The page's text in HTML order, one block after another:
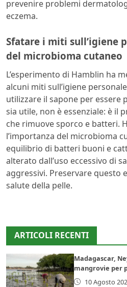
prevenire problemi
eczema.
Sfatare i miti sull’igiene
del microbioma cutaneo
L’esperimento di Hamblin ha
alcuni miti sull’igiene
utilizzare il sapone per essere
sia utile, non è essenziale: è il
che rimuove sporco e batteri.
l’importanza del microbioma
equilibrio di batteri buoni e
alterato dall’uso eccessivo di
aggressivi. Preservare questo
salute della pelle.
ARTICOLI RECENTI
Madagascar,
mangrovie per
10 Agosto